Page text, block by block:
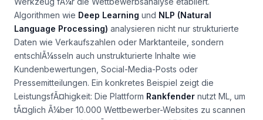
Algorithmen wie Deep Learning und NLP (Natural
Language Processing) analysieren nicht nur strukturierte
Daten wie Verkaufszahlen oder Marktanteile, sondern
entschlÃ¼sseln auch unstrukturierte Inhalte wie
Kundenbewertungen, Social-Media-Posts oder
Pressemitteilungen. Ein konkretes Beispiel zeigt die
LeistungsfÃ¤higkeit: Die Plattform Rankfender nutzt ML, um
tÃ¤glich Ã¼ber 10.000 Wettbewerber-Websites zu scannen